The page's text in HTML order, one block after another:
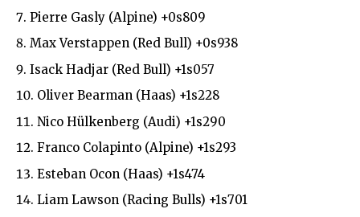
Pierre Gasly (Alpine) +0s809
Max Verstappen (Red Bull) +0s938
Isack Hadjar (Red Bull) +1s057
Oliver Bearman (Haas) +1s228
Nico Hülkenberg (Audi) +1s290
Franco Colapinto (Alpine) +1s293
Esteban Ocon (Haas) +1s474
Liam Lawson (Racing Bulls) +1s701